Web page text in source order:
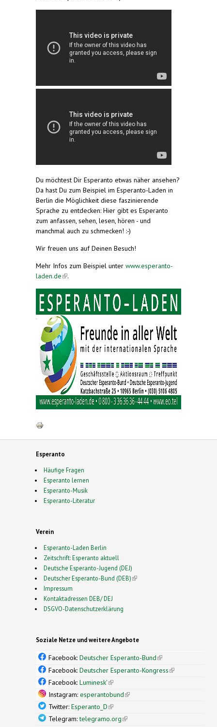
Du möchtest Dir Esperanto etwas näher ansehen?
Da hast Du zum Beispiel im Esperanto-Laden in
Berlin die Möglichkeit diese faszinierende
Sprache zu entdecken: Hier gibt es Esperanto
zum anfassen, sehen, lesen, hören - und
manchmal auch zu schmecken! :-)
Wir freuen uns auf Deinen Besuch!
Mehr Infos zum Beispiel unter www.esperanto-
laden.de(link is external)
.
Esperanto
Häufige Fragen
Esperanto lernen
Esperanto-Musik
Esperanto-Literatur
Verein
Esperanto-Laden Berlin
Zeitschrift: Esperanto aktuell
Deutsche Esperanto-Jugend (DEJ)
Deutscher Esperanto-Bund (DEB)(link is external)
Impressum
Kontaktadressen DEB/ DEJ
DSGVO-Datenschutzerklärung
Soziale Netze und weitere Angebote
Facebook: Deutscher Esperanto-Bund(link is
external)
Facebook: Deutscher Esperanto-Kongress(link is
Facebook: Luminesk'(link is external)
Instagram: esperantobund(link is external)
Twitter: Esperanto_D(link is external)
Telegram:telegramo.org(link is external)